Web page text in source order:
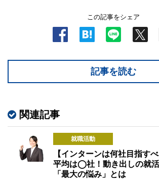
この記事をシェア
記事を読む
関連記事
就職活動
【インターンは何社目指す
平均は◯社！動き出しの就
「最大の悩み」とは